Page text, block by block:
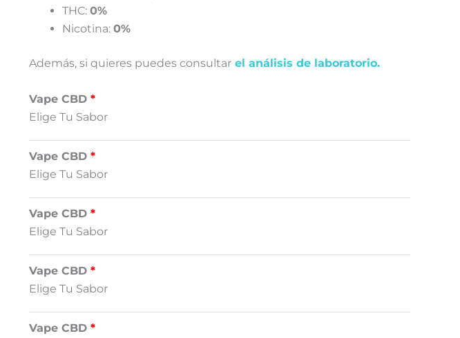
THC: 0%
Nicotina: 0%
Además, si quieres puedes consultar el análisis de laboratorio.
Vape CBD
Elige Tu Sabor
Vape CBD
Elige Tu Sabor
Vape CBD
Elige Tu Sabor
Vape CBD
Elige Tu Sabor
Vape CBD